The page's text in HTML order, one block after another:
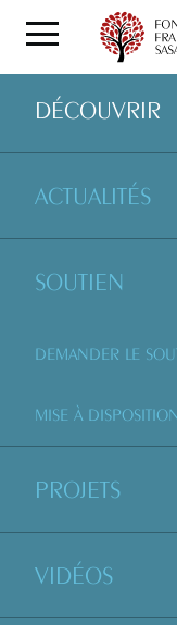
DÉCOUVRIR
ACTUALITÉS
SOUTIEN
DEMANDER LE
MISE À DISPOSITION
PROJETS
VIDÉOS